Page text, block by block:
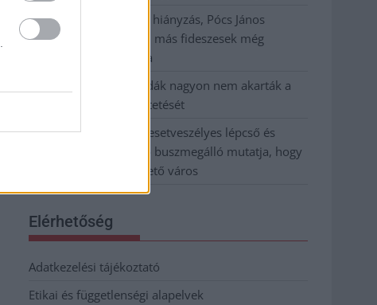
Sok volt az igazolatlan hiányzás, Pócs János
fizetéslevonást kapott, más fideszesek még
kevesebbet vittek haza
A Szolnok megyei gazdák nagyon nem akarták a
JÉGER további üzemeltetését
Csendélet 5.0: alig balesetveszélyes lépcső és
remek állapotban levő buszmegálló mutatja, hogy
Szolnok mennyire élhető város
Elérhetőség
Adatkezelési tájékoztató
Etikai és függetlenségi alapelvek